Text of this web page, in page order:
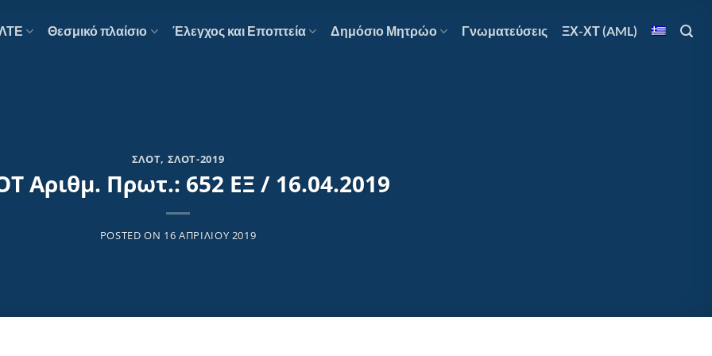
Θεσμικό πλαίσιο Έλεγχος και Εποπτεία Δημόσιο Μητρώο Γνωματεύσεις ΞΧ-ΧΤ (AML)
ΣΛΟΤ, ΣΛΟΤ-2019
Αριθμ. Πρωτ.: 652 ΕΞ / 16.04.2019
POSTED ON 16 ΑΠΡΙΛΊΟΥ 2019